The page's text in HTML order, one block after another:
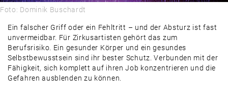
Foto: Dominik Buschardt
Ein falscher Griff oder ein Fehltritt – und der Absturz ist fast
unvermeidbar. Für Zirkusartisten gehört das zum
Berufsrisiko. Ein gesunder Körper und ein gesundes
Selbstbewusstsein sind ihr bester Schutz. Verbunden mit der
Fähigkeit, sich komplett auf ihren Job konzentrieren und die
Gefahren ausblenden zu können.